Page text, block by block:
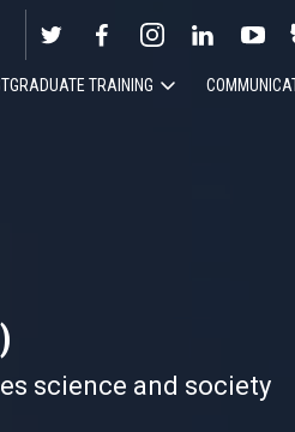
TRAINING
science and society